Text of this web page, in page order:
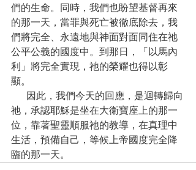
們的生命。同時，我們也盼望基督再來
的那一天，當罪與死亡被徹底除去，我
們將完全、永遠地與神面對面同住在祂
公平公義的國度中。到那日，「以馬內
利」將完全實現，祂的榮耀也得以彰
顯。
祂，承認耶穌是坐在大衛寶座上的那一
位，靠著聖靈順服祂的教導，在真理中
生活，預備自己，等候上帝國度完全降
臨的那一天。